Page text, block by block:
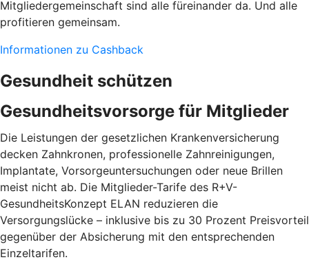
Mitgliedergemeinschaft sind alle füreinander da. Und alle
profitieren gemeinsam.
Informationen zu Cashback
Gesundheit schützen
Gesundheitsvorsorge für Mitglieder
Die Leistungen der gesetzlichen Krankenversicherung
decken Zahnkronen, professionelle Zahnreinigungen,
Implantate, Vorsorgeuntersuchungen oder neue Brillen
meist nicht ab. Die Mitglieder-Tarife des R+V-
GesundheitsKonzept ELAN reduzieren die
Versorgungslücke – inklusive bis zu 30 Prozent Preis­vorteil
gegenüber der Absicherung mit den entspre­chenden
Einzel­tarifen.